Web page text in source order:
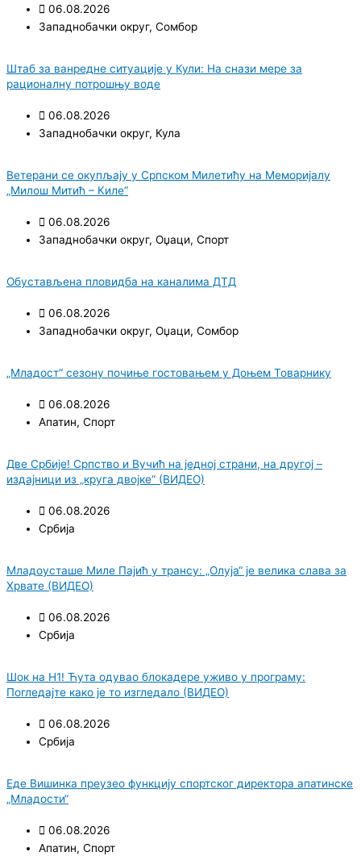
06.08.2026
Западнобачки округ, Сомбор
Штаб за ванредне ситуације у Кули: На снази мере за
рационалну потрошњу воде
06.08.2026
Западнобачки округ, Кула
Ветерани се окупљају у Српском Милетићу на Меморијалу
„Милош Митић – Киле“
06.08.2026
Западнобачки округ, Оџаци, Спорт
Обустављена пловидба на каналима ДТД
06.08.2026
Западнобачки округ, Оџаци, Сомбор
„Младост“ сезону почиње гостовањем у Доњем Товарнику
06.08.2026
Апатин, Спорт
Две Србије! Српство и Вучић на једној страни, на другој –
издајници из „круга двојке“ (ВИДЕО)
06.08.2026
Србија
Младоусташе Миле Пајић у трансу: „Олуја“ је велика слава за
Хрвате (ВИДЕО)
06.08.2026
Србија
Шок на Н1! Ћута одувао блокадере уживо у програму:
Погледајте како је то изгледало (ВИДЕО)
06.08.2026
Србија
Еде Вишинка преузео функцију спортског директора апатинске
„Младости“
06.08.2026
Апатин, Спорт